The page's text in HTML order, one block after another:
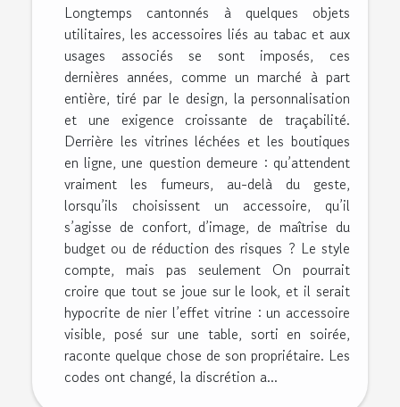
Longtemps cantonnés à quelques objets
utilitaires, les accessoires liés au tabac et aux
usages associés se sont imposés, ces
dernières années, comme un marché à part
entière, tiré par le design, la personnalisation
et une exigence croissante de traçabilité.
Derrière les vitrines léchées et les boutiques
en ligne, une question demeure : qu’attendent
vraiment les fumeurs, au-delà du geste,
lorsqu’ils choisissent un accessoire, qu’il
s’agisse de confort, d’image, de maîtrise du
budget ou de réduction des risques ? Le style
compte, mais pas seulement On pourrait
croire que tout se joue sur le look, et il serait
hypocrite de nier l’effet vitrine : un accessoire
visible, posé sur une table, sorti en soirée,
raconte quelque chose de son propriétaire. Les
codes ont changé, la discrétion a...